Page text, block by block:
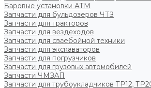
Баровые установки АТМ
Запчасти для бульдозеров ЧТЗ
Запчасти для тракторов
Запчасти для вездеходов
Запчасти для сваебойной техники
Запчасти для экскаваторов
Запчасти для погрузчиков
Запчасти для грузовых автомобилей
Запчасти ЧМЗАП
Запчасти для трубоукладчиков ТР12,